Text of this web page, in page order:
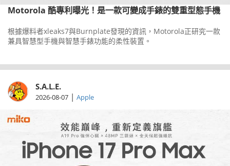
Motorola 酷專利曝光！是一款可變成手錶的雙重型態手機
根據爆料者xleaks7與Burnplate發現的資訊，Motorola正研究一款
兼具智慧型手機與智慧手錶功能的柔性裝置。
S.A.L.E.
2026-08-07 | Apple